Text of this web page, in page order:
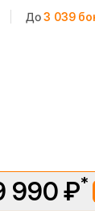
До3 039
990 ₽*